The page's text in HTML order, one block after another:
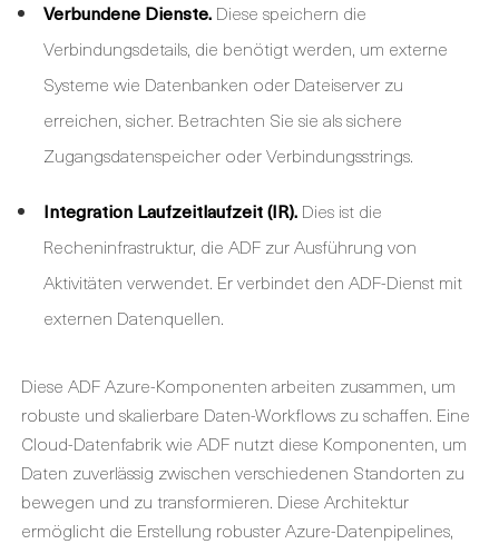
Verbundene Dienste. Diese speichern die
Verbindungsdetails, die benötigt werden, um externe
Systeme wie Datenbanken oder Dateiserver zu
erreichen, sicher. Betrachten Sie sie als sichere
Zugangsdatenspeicher oder Verbindungsstrings.
Integration Laufzeitlaufzeit (IR). Dies ist die
Recheninfrastruktur, die ADF zur Ausführung von
Aktivitäten verwendet. Er verbindet den ADF-Dienst mit
externen Datenquellen.
Diese ADF Azure-Komponenten arbeiten zusammen, um
robuste und skalierbare Daten-Workflows zu schaffen. Eine
Cloud-Datenfabrik wie ADF nutzt diese Komponenten, um
Daten zuverlässig zwischen verschiedenen Standorten zu
bewegen und zu transformieren. Diese Architektur
ermöglicht die Erstellung robuster Azure-Datenpipelines,